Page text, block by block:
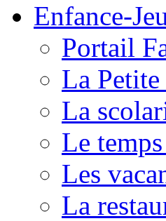
Enfance-
Portail
La
La
Le
Les
La